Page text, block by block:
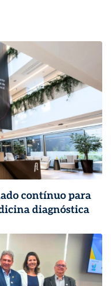
contínuo para
diagnóstica